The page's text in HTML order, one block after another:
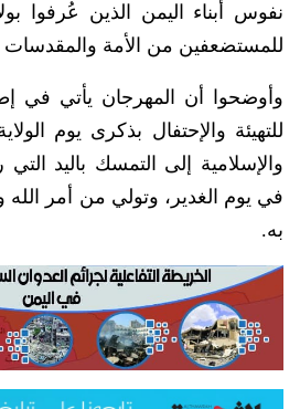
نفوس أبناء اليمن الذين عُرفوا
للمستضعفين من الأمة والمقدسات
وأوضحوا أن المهرجان يأتي في
للتهيئة والإحتفال بذكرى يوم
والإسلامية إلى التمسك باليد
في يوم الغدير، وتولي من أمر الله
به.